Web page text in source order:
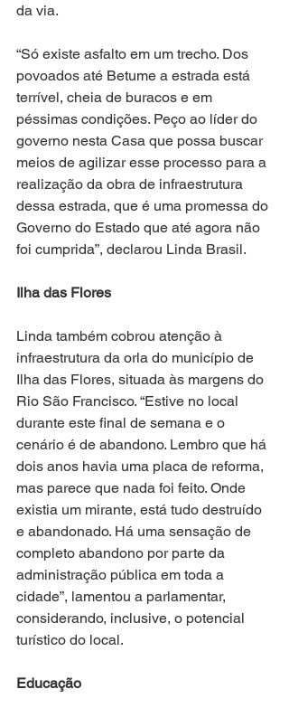
da via.
“Só existe asfalto em um trecho. Dos
povoados até Betume a estrada está
terrível, cheia de buracos e em
péssimas condições. Peço ao líder do
governo nesta Casa que possa buscar
meios de agilizar esse processo para a
realização da obra de infraestrutura
dessa estrada, que é uma promessa do
Governo do Estado que até agora não
foi cumprida”, declarou Linda Brasil.
Ilha das Flores
Linda também cobrou atenção à
infraestrutura da orla do município de
Ilha das Flores, situada às margens do
Rio São Francisco. “Estive no local
durante este final de semana e o
cenário é de abandono. Lembro que há
dois anos havia uma placa de reforma,
mas parece que nada foi feito. Onde
existia um mirante, está tudo destruído
e abandonado. Há uma sensação de
completo abandono por parte da
administração pública em toda a
cidade”, lamentou a parlamentar,
considerando, inclusive, o potencial
turístico do local.
Educação